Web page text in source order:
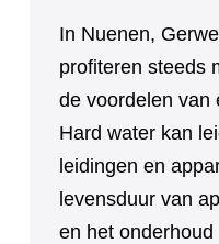
In Nuenen,
profiteren steeds
de voordelen van
Hard water kan
leidingen en
levensduur van
en het